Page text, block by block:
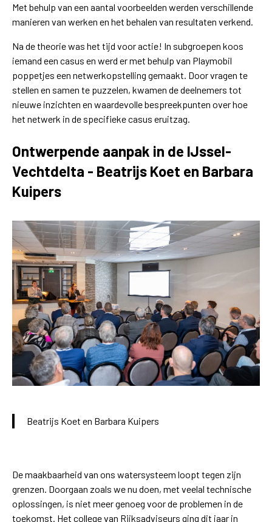
Met behulp van een aantal voorbeelden werden verschillende
manieren van werken en het behalen van resultaten verkend.
Na de theorie was het tijd voor actie! In subgroepen koos
iemand een casus en werd er met behulp van Playmobil
poppetjes een netwerkopstelling gemaakt. Door vragen te
stellen en samen te puzzelen, kwamen de deelnemers tot
nieuwe inzichten en waardevolle bespreekpunten over hoe
het netwerk in de specifieke casus eruitzag.
Ontwerpende aanpak in de IJssel-
Vechtdelta - Beatrijs Koet en Barbara
Kuipers
Beatrijs Koet en Barbara Kuipers
De maakbaarheid van ons watersysteem loopt tegen zijn
grenzen. Doorgaan zoals we nu doen, met veelal technische
oplossingen, is niet meer genoeg voor de problemen in de
toekomst. Het college van Rijksadviseurs ging dit jaar in